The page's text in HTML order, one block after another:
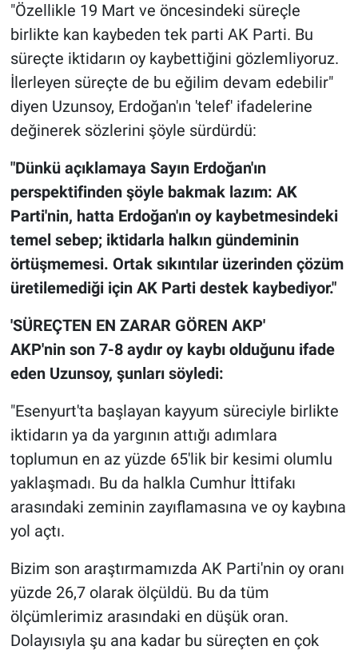
"Özellikle 19 Mart ve öncesindeki süreçle
birlikte kan kaybeden tek parti AK Parti. Bu
süreçte iktidarın oy kaybettiğini gözlemliyoruz.
İlerleyen süreçte de bu eğilim devam edebilir"
diyen Uzunsoy, Erdoğan'ın 'telef' ifadelerine
değinerek sözlerini şöyle sürdürdü:
"Dünkü açıklamaya Sayın Erdoğan'ın
perspektifinden şöyle bakmak lazım: AK
Parti'nin, hatta Erdoğan'ın oy kaybetmesindeki
temel sebep; iktidarla halkın gündeminin
örtüşmemesi. Ortak sıkıntılar üzerinden çözüm
üretilemediği için AK Parti destek kaybediyor."
'SÜREÇTEN EN ZARAR GÖREN AKP'
AKP'nin son 7-8 aydır oy kaybı olduğunu ifade
eden Uzunsoy, şunları söyledi:
"Esenyurt'ta başlayan kayyum süreciyle birlikte
iktidarın ya da yargının attığı adımlara
toplumun en az yüzde 65'lik bir kesimi olumlu
yaklaşmadı. Bu da halkla Cumhur İttifakı
arasındaki zeminin zayıflamasına ve oy kaybına
yol açtı.
Bizim son araştırmamızda AK Parti'nin oy oranı
yüzde 26,7 olarak ölçüldü. Bu da tüm
ölçümlerimiz arasındaki en düşük oran.
Dolayısıyla şu ana kadar bu süreçten en çok
Kimdir
Koronavirüs
Kültür Sanat
Nedir
Popüler
Programlar
Spor
Türkiye'nin Geleceği
Türkiye'nin Gündemi
Yerel Gündem
Canlı Yayın